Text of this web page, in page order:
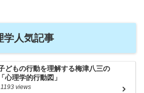
学人気記事
どもの行動を理解する梅津八三の
「心理学的行動図」
1193 views